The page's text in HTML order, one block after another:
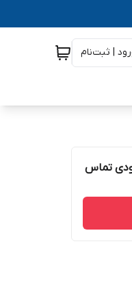
| ثبت‌نام
تماس